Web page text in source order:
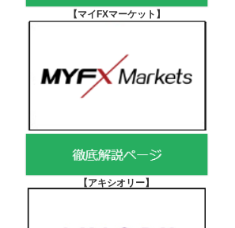
【マイFXマーケット 】
【アキシオリー】